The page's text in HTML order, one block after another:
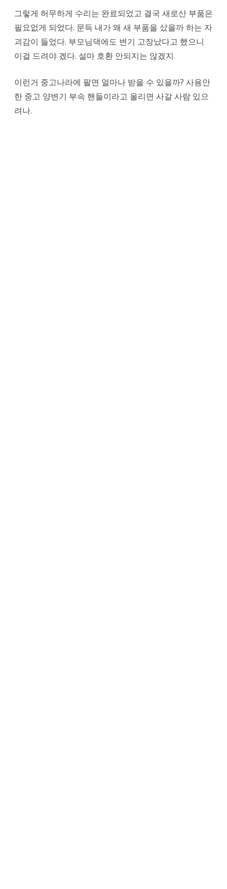
그렇게 허무하게 수리는 완료되었고 결국 새로산 부품은
필요없게 되었다. 문득 내가 왜 새 부품을 샀을까 하는 자
괴감이 들었다. 부모님댁에도 변기 고장났다고 했으니
이걸 드려야 겠다. 설마 호환 안되지는 않겠지.
이런거 중고나라에 팔면 얼마나 받을 수 있을까? 사용안
한 중고 양변기 부속 핸들이라고 올리면 사갈 사람 있으
려나.